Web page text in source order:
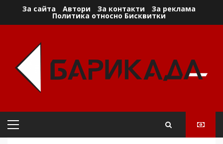
За сайта Автори За контакти За реклама
Политика относно Бисквитки
Primary